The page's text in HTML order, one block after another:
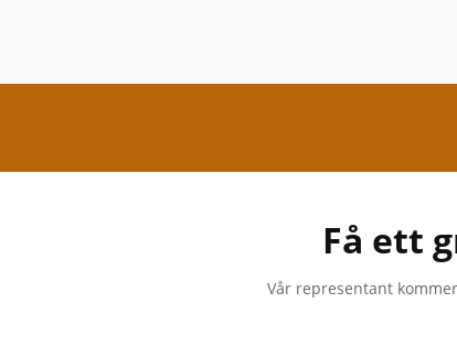
Få ett
Vår representant